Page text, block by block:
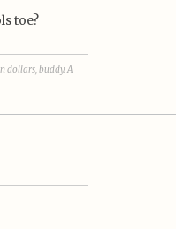
toe?
dollars, buddy. A